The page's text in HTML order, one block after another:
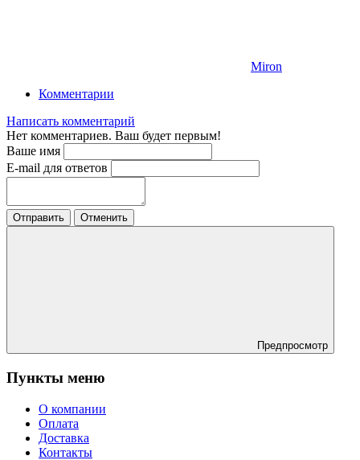
Miron
Комментарии
Написать комментарий
Нет комментариев. Ваш будет первым!
Ваше имя
E-mail для ответов
Отправить Отменить
Предпросмотр
Пункты меню
О компании
Оплата
Доставка
Контакты